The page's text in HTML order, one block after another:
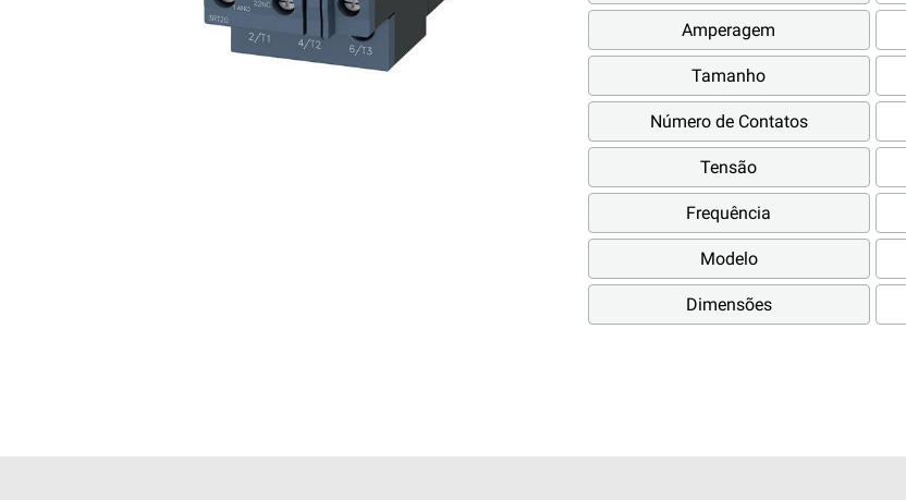
Amperagem
Tamanho
Número de Contatos
Tensão
Frequência
Modelo
Dimensões